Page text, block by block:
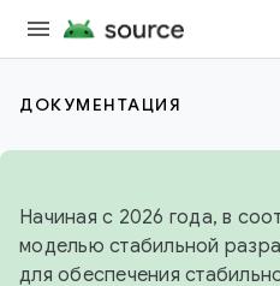
ДОКУМЕНТАЦИЯ
Начиная с 2026 года, в
моделью стабильной
для обеспечения